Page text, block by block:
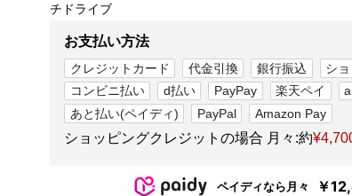
チドライブ
お支払い方法
クレジットカード 代金引換 銀行振込
シ
コンビニ払い
d払い PayPay 楽天ペイ
あと払い(ペイディ)
PayPal Amazon Pay
ショッピングクレジットの場合 月々:約
ペイディなら月々 ￥